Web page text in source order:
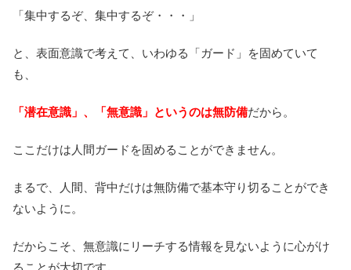
「集中するぞ、集中するぞ・・・」
と、表面意識で考えて、いわゆる「ガード」を固めていて
も、
「潜在意識」、「無意識」というのは無防備だから。
ここだけは人間ガードを固めることができません。
まるで、人間、背中だけは無防備で基本守り切ることができ
ないように。
だからこそ、無意識にリーチする情報を見ないように心がけ
ることが大切です。